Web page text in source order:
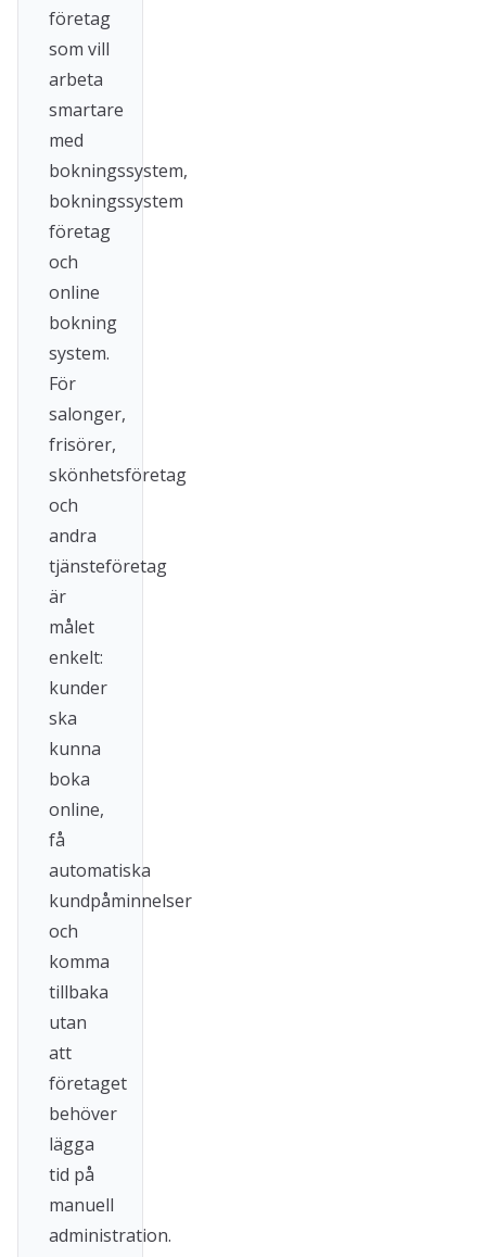
företag
som vill
arbeta
smartare
med
bokningssystem,
bokningssystem
företag
och
online
bokning
system.
För
salonger,
frisörer,
skönhetsföretag
och
andra
tjänsteföretag
är
målet
enkelt:
kunder
ska
kunna
boka
online,
få
automatiska
kundpåminnelser
och
komma
tillbaka
utan
att
företaget
behöver
lägga
tid på
manuell
administration.